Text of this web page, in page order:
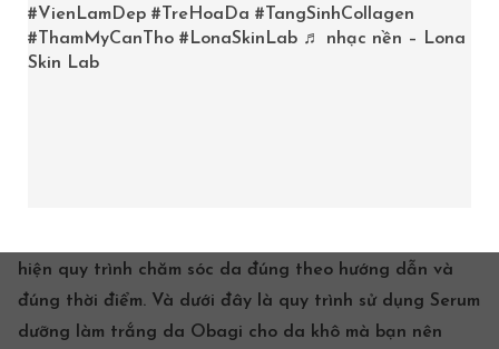
Dành cho những lànda thiếu ẩmhoặc không đều màu.
Do Serum được bào chế từ những thành phần lành tính.
hiện quy trình chăm sóc da đúng theo hướng dẫn và
đúng thời điểm. Và dưới đây là quy trình sử dụng Serum
dưỡng làm trắng da Obagi cho da khô mà bạn nên
#VienLamDep #TreHoaDa #TangSinhCollagen
#ThamMyCanTho #LonaSkinLab ♬ nhạc nền – Lona
Skin Lab